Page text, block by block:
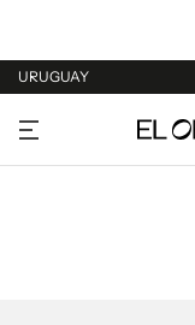
URUGUAY
URUGUAY
ARGENTINA